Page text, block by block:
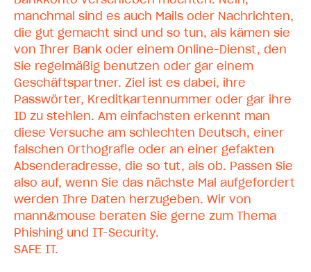
manchmal sind es auch Mails oder Nachrichten,
die gut gemacht sind und so tun, als kämen sie
von Ihrer Bank oder einem Online-Dienst, den
Sie regelmäßig benutzen oder gar einem
Geschäftspartner. Ziel ist es dabei, ihre
Passwörter, Kreditkartennummer oder gar ihre
ID zu stehlen. Am einfachsten erkennt man
diese Versuche am schlechten Deutsch, einer
falschen Orthografie oder an einer gefakten
Absenderadresse, die so tut, als ob. Passen Sie
also auf, wenn Sie das nächste Mal aufgefordert
werden Ihre Daten herzugeben. Wir von
mann&mouse beraten Sie gerne zum Thema
Phishing und IT-Security.
SAFE IT.